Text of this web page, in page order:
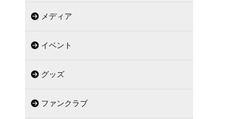
メディア
イベント
グッズ
ファンクラブ